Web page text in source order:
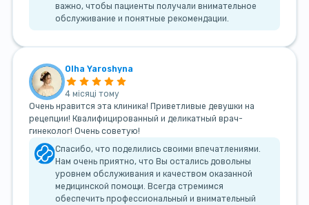
важно, чтобы пациенты получали внимательное
обслуживание и понятные рекомендации.
Olha Yaroshyna
4 місяці тому
Очень нравится эта клиника! Приветливые девушки на
рецепции! Квалифицированный и деликатный врач-
гинеколог! Очень советую!
Спасибо, что поделились своими впечатлениями.
Нам очень приятно, что Вы остались довольны
уровнем обслуживания и качеством оказанной
медицинской помощи. Всегда стремимся
обеспечить профессиональный и внимательный